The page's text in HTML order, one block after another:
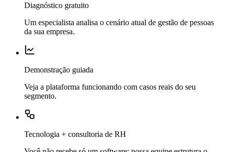
Diagnóstico gratuito
Um especialista analisa o cenário atual de gestão de pessoas
da sua empresa.
Demonstração guiada
Veja a plataforma funcionando com casos reais do seu
segmento.
Tecnologia + consultoria de RH